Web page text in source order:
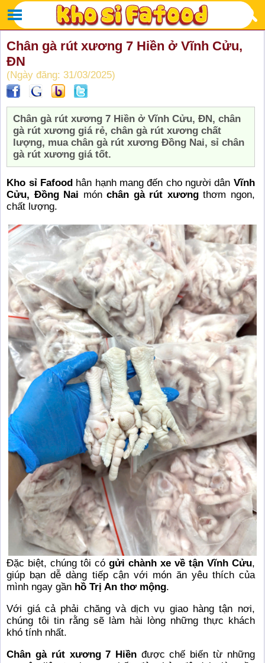
Chân gà rút xương 7 Hiền ở Vĩnh Cửu,
ĐN
(Ngày đăng: 31/03/2025)
Chân gà rút xương 7 Hiền ở Vĩnh Cửu, ĐN, chân
gà rút xương giá rẻ, chân gà rút xương chất
lượng, mua chân gà rút xương Đồng Nai, sỉ chân
gà rút xương giá tốt.
Kho sỉ Fafood hân hạnh mang đến cho người dân Vĩnh
Cửu, Đồng Nai mónchân gà rút xươngthơm ngon,
chất lượng.
Đặc biệt, chúng tôi có gửi chành xe về tận Vĩnh Cửu,
giúp bạn dễ dàng tiếp cận với món ăn yêu thích của
mình ngay gần hồ Trị An thơ mộng.
Với giá cả phải chăng và dịch vụ giao hàng tận nơi,
chúng tôi tin rằng sẽ làm hài lòng những thực khách
khó tính nhất.
Chân gà rút xương 7 Hiền được chế biến từ những